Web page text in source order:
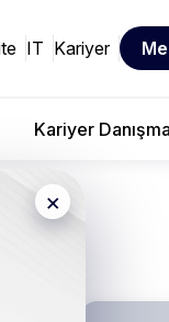
IT Kariyer
Kariyer
×